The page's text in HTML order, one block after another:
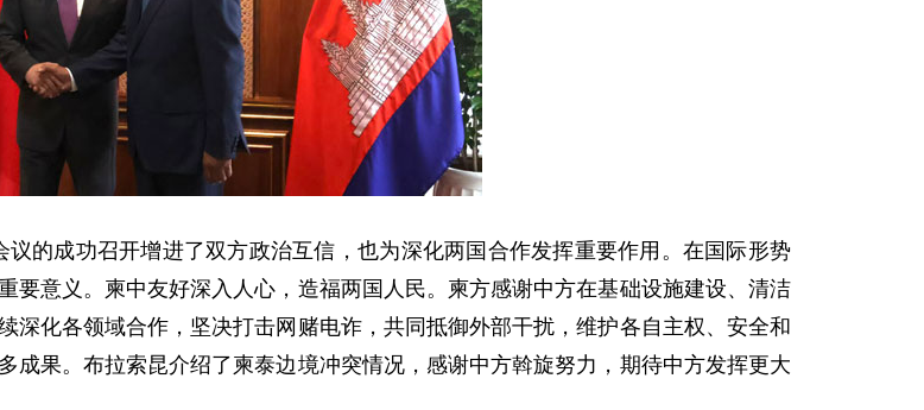
的成功召开增进了双方政治互信，也为深化两国合作发挥重要作用。在国际形势
要意义。柬中友好深入人心，造福两国人民。柬方感谢中方在基础设施建设、清洁
深化各领域合作，坚决打击网赌电诈，共同抵御外部干扰，维护各自主权、安全和
成果。布拉索昆介绍了柬泰边境冲突情况，感谢中方斡旋努力，期待中方发挥更大